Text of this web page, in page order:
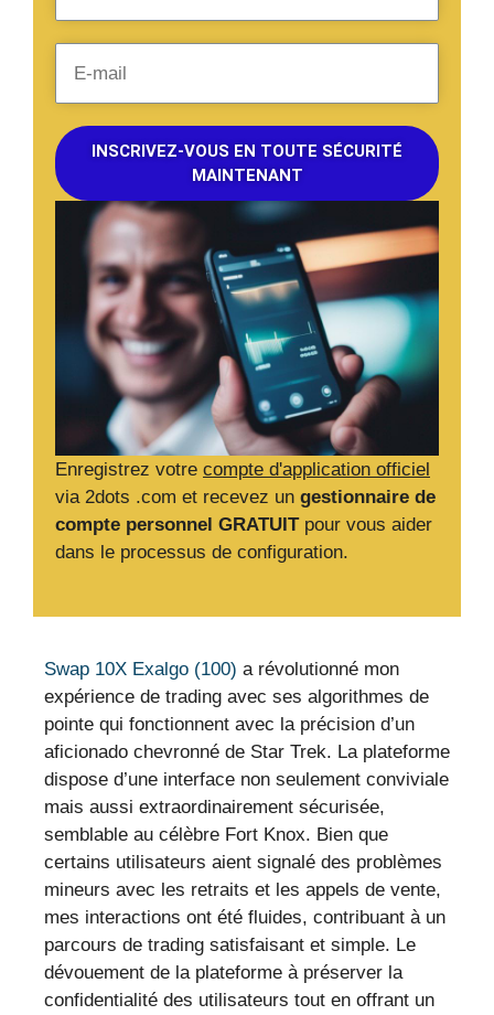
Enregistrez votre compte d'application officiel
via 2dots .com et recevez un gestionnaire de
compte personnel GRATUITpour vous aider
dans le processus de configuration.
INSCRIVEZ-VOUS EN TOUTE SÉCURITÉ
MAINTENANT
Swap 10X Exalgo (100) a révolutionné mon
expérience de trading avec ses algorithmes de
pointe qui fonctionnent avec la précision d’un
aficionado chevronné de Star Trek. La plateforme
dispose d’une interface non seulement conviviale
mais aussi extraordinairement sécurisée,
semblable au célèbre Fort Knox. Bien que
certains utilisateurs aient signalé des problèmes
mineurs avec les retraits et les appels de vente,
mes interactions ont été fluides, contribuant à un
parcours de trading satisfaisant et simple. Le
dévouement de la plateforme à préserver la
confidentialité des utilisateurs tout en offrant un